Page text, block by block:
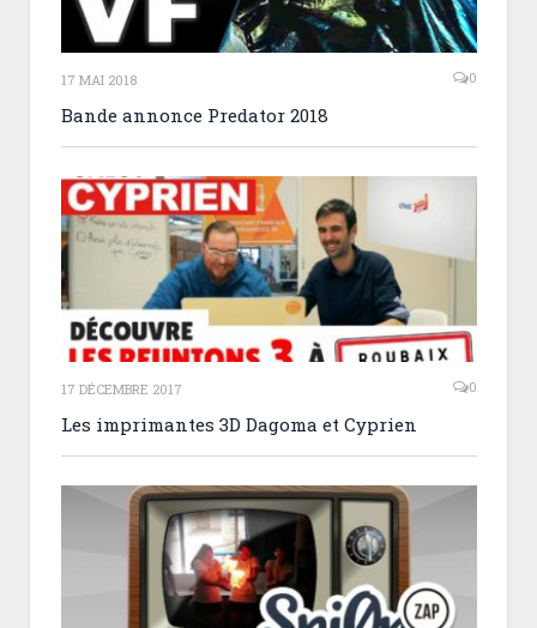
17 MAI 2018 0
Bande annonce Predator 2018
17 DÉCEMBRE 2017 0
Les imprimantes 3D Dagoma et Cyprien